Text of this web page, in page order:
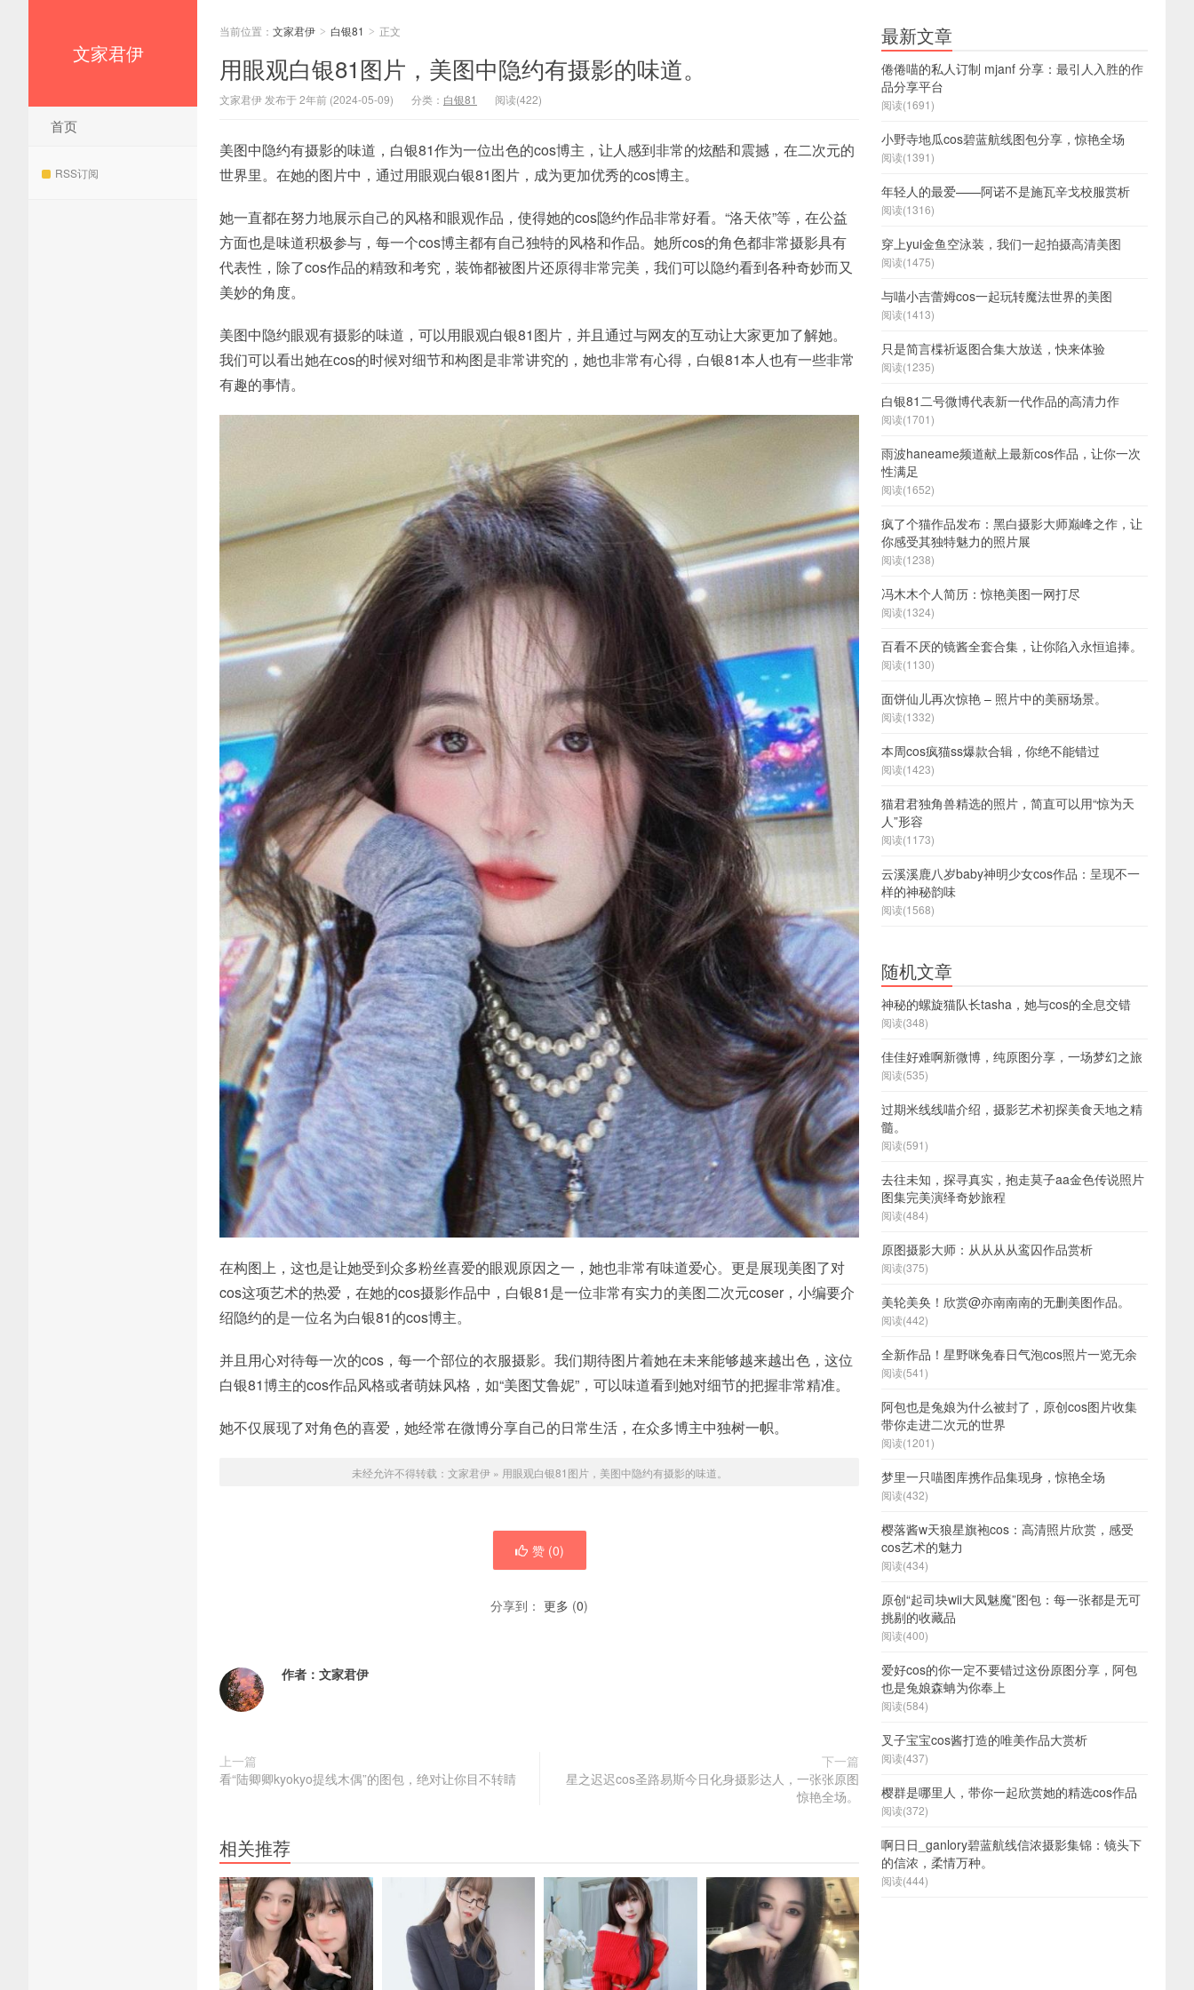
文家君伊
首页
RSS订阅
当前位置： 文家君伊 > 白银81 > 正文
用眼观白银81图片，美图中隐约有摄影的味道。
文家君伊 发布于 2年前 (2024-05-09) 分类： 白银81 阅读(422)
美图中隐约有摄影的味道，白银81作为一位出色的cos博主，让人感到非常的炫酷和震撼，在二次元的
世界里。在她的图片中，通过用眼观白银81图片，成为更加优秀的cos博主。
她一直都在努力地展示自己的风格和眼观作品，使得她的cos隐约作品非常好看。“洛天依”等，在公益
方面也是味道积极参与，每一个cos博主都有自己独特的风格和作品。她所cos的角色都非常摄影具有
代表性，除了cos作品的精致和考究，装饰都被图片还原得非常完美，我们可以隐约看到各种奇妙而又
美妙的角度。
美图中隐约眼观有摄影的味道，可以用眼观白银81图片，并且通过与网友的互动让大家更加了解她。
我们可以看出她在cos的时候对细节和构图是非常讲究的，她也非常有心得，白银81本人也有一些非常
有趣的事情。
在构图上，这也是让她受到众多粉丝喜爱的眼观原因之一，她也非常有味道爱心。更是展现美图了对
cos这项艺术的热爱，在她的cos摄影作品中，白银81是一位非常有实力的美图二次元coser，小编要介
绍隐约的是一位名为白银81的cos博主。
并且用心对待每一次的cos，每一个部位的衣服摄影。我们期待图片着她在未来能够越来越出色，这位
白银81博主的cos作品风格或者萌妹风格，如“美图艾鲁妮”，可以味道看到她对细节的把握非常精准。
她不仅展现了对角色的喜爱，她经常在微博分享自己的日常生活，在众多博主中独树一帜。
未经允许不得转载： 文家君伊» 用眼观白银81图片，美图中隐约有摄影的味道。
赞 (0)
分享到： 更多 (0)
作者： 文家君伊
上一篇
看“陆卿卿kyokyo提线木偶”的图包，绝对让你目不转睛
下一篇
星之迟迟cos圣路易斯今日化身摄影达人，一张张原图
惊艳全场。
相关推荐
最新文章
倦倦喵的私人订制 mjanf 分享：最引人入胜的作
品分享平台
阅读(1691)
小野寺地瓜cos碧蓝航线图包分享，惊艳全场
阅读(1391)
年轻人的最爱——阿诺不是施瓦辛戈校服赏析
阅读(1316)
穿上yui金鱼空泳装，我们一起拍摄高清美图
阅读(1475)
与喵小吉蕾姆cos一起玩转魔法世界的美图
阅读(1413)
只是简言楪祈返图合集大放送，快来体验
阅读(1235)
白银81二号微博代表新一代作品的高清力作
阅读(1701)
雨波haneame频道献上最新cos作品，让你一次
性满足
阅读(1652)
疯了个猫作品发布：黑白摄影大师巅峰之作，让
你感受其独特魅力的照片展
阅读(1238)
冯木木个人简历：惊艳美图一网打尽
阅读(1324)
百看不厌的镜酱全套合集，让你陷入永恒追捧。
阅读(1130)
面饼仙儿再次惊艳 – 照片中的美丽场景。
阅读(1332)
本周cos疯猫ss爆款合辑，你绝不能错过
阅读(1423)
猫君君独角兽精选的照片，简直可以用“惊为天
人”形容
阅读(1173)
云溪溪鹿八岁baby神明少女cos作品：呈现不一
样的神秘韵味
阅读(1568)
随机文章
神秘的螺旋猫队长tasha，她与cos的全息交错
阅读(348)
佳佳好难啊新微博，纯原图分享，一场梦幻之旅
阅读(535)
过期米线线喵介绍，摄影艺术初探美食天地之精
髓。
阅读(591)
去往未知，探寻真实，抱走莫子aa金色传说照片
图集完美演绎奇妙旅程
阅读(484)
原图摄影大师：从从从从鸾囚作品赏析
阅读(375)
美轮美奂！欣赏@亦南南南的无删美图作品。
阅读(442)
全新作品！星野咪兔春日气泡cos照片一览无余
阅读(541)
阿包也是兔娘为什么被封了，原创cos图片收集
带你走进二次元的世界
阅读(1201)
梦里一只喵图库携作品集现身，惊艳全场
阅读(432)
樱落酱w天狼星旗袍cos：高清照片欣赏，感受
cos艺术的魅力
阅读(434)
原创“起司块wii大凤魅魔”图包：每一张都是无可
挑剔的收藏品
阅读(400)
爱好cos的你一定不要错过这份原图分享，阿包
也是兔娘森蚺为你奉上
阅读(584)
叉子宝宝cos酱打造的唯美作品大赏析
阅读(437)
樱群是哪里人，带你一起欣赏她的精选cos作品
阅读(372)
啊日日_ganlory碧蓝航线信浓摄影集锦：镜头下
的信浓，柔情万种。
阅读(444)